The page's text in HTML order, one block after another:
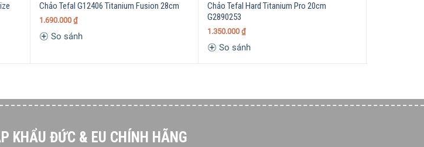
Chảo Tefal G12406 Titanium Fusion 28cm
1.690.000 ₫
So sánh
Chảo Tefal Hard Titanium Pro 20cm
G2890253
1.350.000 ₫
So sánh
KHẨU ĐỨC & EU CHÍNH HÃNG